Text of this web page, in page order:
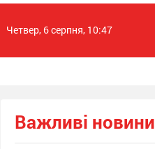
Четвер, 6 серпня, 10:47
Важливі новини